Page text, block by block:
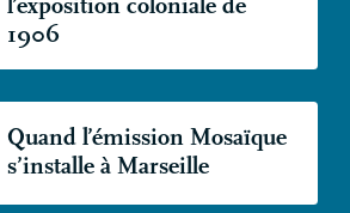
1906
Quand l’émission Mosaïque
s’installe à Marseille